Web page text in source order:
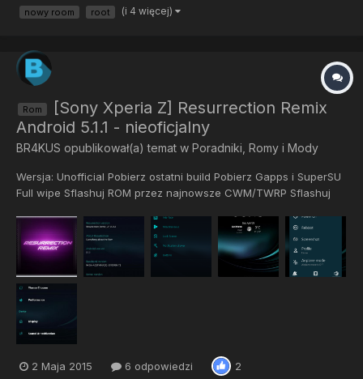
dzięki i jeśli ktoś mi naprawde pomoże może mi uwierzyć n...
nowy room root (i 4 więcej)
Rom
[Sony Xperia Z] Resurrection Remix
Android 5.1.1 - nieoficjalny
BR4KUS opublikował(a) temat w Poradniki, Romy i Mody
Wersja: Unofficial Pobierz ostatni build Pobierz Gapps i SuperSU
Full wipe Sflashuj ROM przez najnowsze CWM/TWRP Sflashuj
https://www.androidfilehost.com/?w=files&flid=29122 Gapps:
http://gapps.cyanogenmod.pl/ SuperSU:
https://www.androidfilehost....
2 Maja 2015 6 odpowiedzi 2